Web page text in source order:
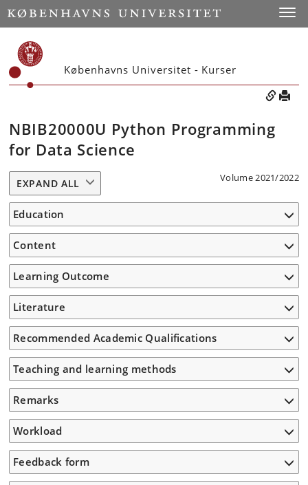
Københavns Universitet - Kurser
NBIB20000U Python Programming
for Data Science
Volume 2021/2022
EXPAND ALL
Education
Content
Learning Outcome
Literature
Recommended Academic Qualifications
Teaching and learning methods
Remarks
Workload
Feedback form